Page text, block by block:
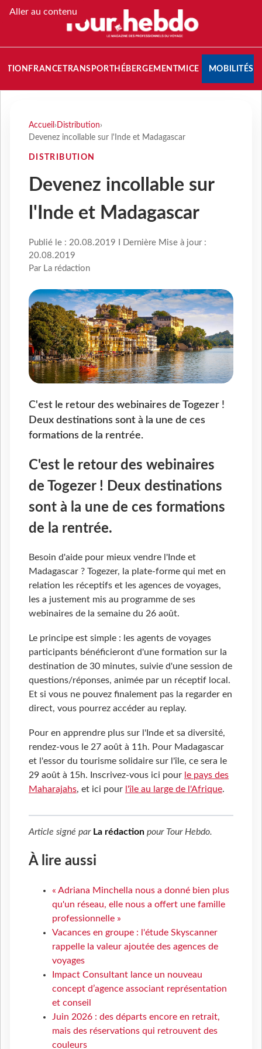
Aller au contenu
FRANCETRANSPORT HÉBERGEMENTMICE MOBILITÉS
Accueil › Distribution›
Devenez incollable sur l'Inde et Madagascar
DISTRIBUTION
Devenez incollable sur
l'Inde et Madagascar
Publié le : 20.08.2019 I Dernière Mise à jour :
20.08.2019
Par La rédaction
C'est le retour des webinaires de Togezer !
Deux destinations sont à la une de ces
formations de la rentrée.
C'est le retour des webinaires
de Togezer ! Deux destinations
sont à la une de ces formations
de la rentrée.
Besoin d'aide pour mieux vendre l'Inde et
Madagascar ? Togezer, la plate-forme qui met en
relation les réceptifs et les agences de voyages,
les a justement mis au programme de ses
webinaires de la semaine du 26 août.
Le principe est simple : les agents de voyages
participants bénéficieront d'une formation sur la
destination de 30 minutes, suivie d'une session de
questions/réponses, animée par un réceptif local.
Et si vous ne pouvez finalement pas la regarder en
direct, vous pourrez accéder au replay.
Pour en apprendre plus sur l'Inde et sa diversité,
rendez-vous le 27 août à 11h. Pour Madagascar
et l'essor du tourisme solidaire sur l'île, ce sera le
29 août à 15h. Inscrivez-vous ici pour le pays des
Maharajahs, et ici pour l'île au large de l'Afrique.
Article signé par La rédaction pour Tour Hebdo.
À lire aussi
« Adriana Minchella nous a donné bien plus
qu'un réseau, elle nous a offert une famille
professionnelle »
Vacances en groupe : l'étude Skyscanner
rappelle la valeur ajoutée des agences de
voyages
Impact Consultant lance un nouveau
concept d’agence associant représentation
et conseil
Juin 2026 : des départs encore en retrait,
mais des réservations qui retrouvent des
couleurs